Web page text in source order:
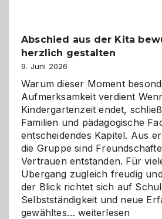
verstehen
Abschied aus der Kita
herzlich gestalten
9. Juni 2026
Warum dieser Moment
Aufmerksamkeit verdient
Kindergartenzeit endet,
Familien und pädagogische
entscheidendes Kapitel. Aus
die Gruppe sind
Vertrauen entstanden. Für
Übergang zugleich freudig
der Blick richtet sich auf
Selbstständigkeit und neue
gewähltes…Abschied
weiterlesen